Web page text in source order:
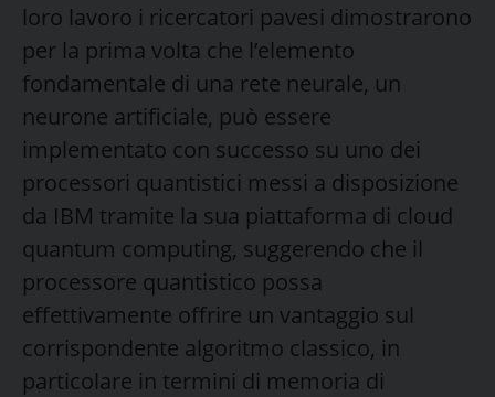
loro lavoro i ricercatori pavesi dimostrarono
per la prima volta che l’elemento
fondamentale di una rete neurale, un
neurone artificiale, può essere
implementato con successo su uno dei
processori quantistici messi a disposizione
da IBM tramite la sua piattaforma di cloud
quantum computing, suggerendo che il
processore quantistico possa
effettivamente offrire un vantaggio sul
corrispondente algoritmo classico, in
particolare in termini di memoria di